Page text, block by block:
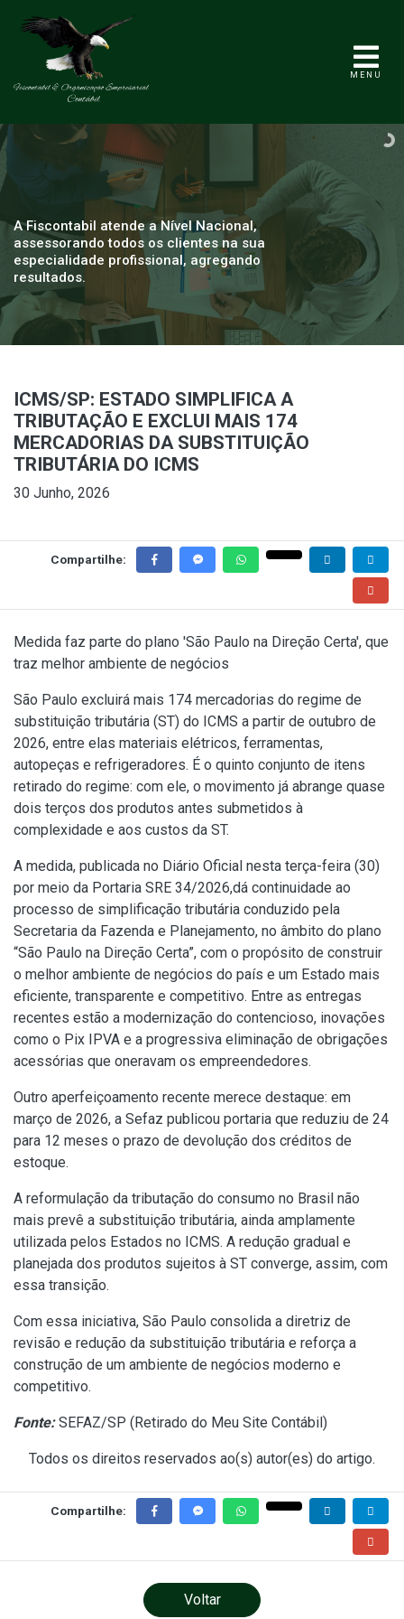
MENU
A Fiscontabil atende a Nível Nacional,
assessorando todos os clientes na sua
especialidade profissional, agregando
resultados.
ICMS/SP: ESTADO SIMPLIFICA A
TRIBUTAÇÃO E EXCLUI MAIS 174
MERCADORIAS DA SUBSTITUIÇÃO
TRIBUTÁRIA DO ICMS
30 Junho, 2026
Compartilhe:
Medida faz parte do plano 'São Paulo na Direção Certa', que
traz melhor ambiente de negócios
São Paulo excluirá mais 174 mercadorias do regime de
substituição tributária (ST) do ICMS a partir de outubro de
2026, entre elas materiais elétricos, ferramentas,
autopeças e refrigeradores. É o quinto conjunto de itens
retirado do regime: com ele, o movimento já abrange quase
dois terços dos produtos antes submetidos à
complexidade e aos custos da ST.
A medida, publicada no Diário Oficial nesta terça-feira (30)
por meio da Portaria SRE 34/2026,dá continuidade ao
processo de simplificação tributária conduzido pela
Secretaria da Fazenda e Planejamento, no âmbito do plano
“São Paulo na Direção Certa”, com o propósito de construir
o melhor ambiente de negócios do país e um Estado mais
eficiente, transparente e competitivo. Entre as entregas
recentes estão a modernização do contencioso, inovações
como o Pix IPVA e a progressiva eliminação de obrigações
acessórias que oneravam os empreendedores.
Outro aperfeiçoamento recente merece destaque: em
março de 2026, a Sefaz publicou portaria que reduziu de 24
para 12 meses o prazo de devolução dos créditos de
estoque.
A reformulação da tributação do consumo no Brasil não
mais prevê a substituição tributária, ainda amplamente
utilizada pelos Estados no ICMS. A redução gradual e
planejada dos produtos sujeitos à ST converge, assim, com
essa transição.
Com essa iniciativa, São Paulo consolida a diretriz de
revisão e redução da substituição tributária e reforça a
construção de um ambiente de negócios moderno e
competitivo.
Fonte:SEFAZ/SP (Retirado do Meu Site Contábil)
Todos os direitos reservados ao(s) autor(es) do artigo.
Compartilhe:
Voltar